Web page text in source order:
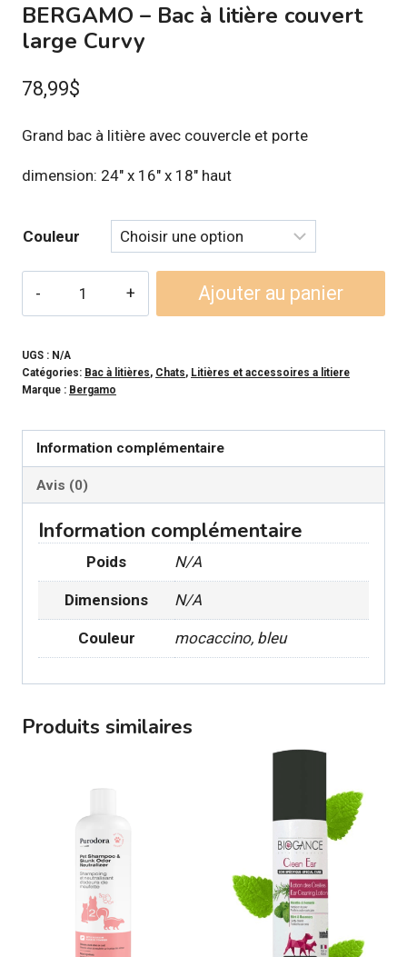
BERGAMO – Bac à litière couvert
large Curvy
78,99$
Grand bac à litière avec couvercle et porte
dimension: 24″ x 16″ x 18″ haut
Couleur
-
Bac
litière
couvert
large
Curvy
Ajouter au panier
UGS : N/A
Catégories: Bac à litières, Chats, Litières et accessoires a litiere
Marque : Bergamo
Information complémentaire
Avis (0)
Information complémentaire
Poids N/A
Dimensions N/A
Couleur mocaccino, bleu
Produits similaires